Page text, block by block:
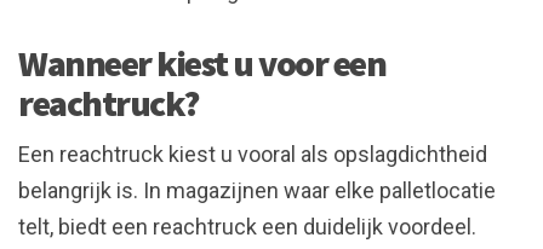
Wanneer kiest u voor een
reachtruck?
Een reachtruck kiest u vooral als opslagdichtheid
belangrijk is. In magazijnen waar elke palletlocatie
telt, biedt een reachtruck een duidelijk voordeel.